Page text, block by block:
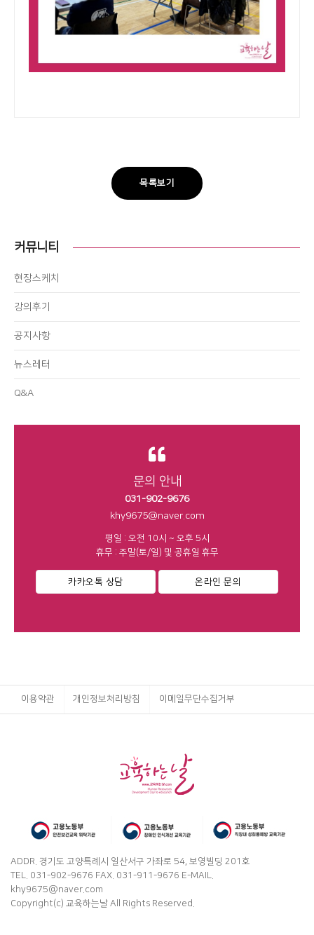
목록보기
커뮤니티
현장스케치
강의후기
공지사항
뉴스레터
Q&A
문의 안내
031-902-9676
khy9675@naver.com
평일 : 오전 10시 ~ 오후 5시
휴무 : 주말(토/일) 및 공휴일 휴무
카카오톡 상담 온라인 문의
이용약관 개인정보처리방침 이메일무단수집거부
ADDR. 경기도 고양특례시 일산서구 가좌로 54, 보영빌딩 201호
TEL. 031-902-9676 FAX. 031-911-9676 E-MAIL.
khy9675@naver.com
Copyright(c) 교육하는날 All Rights Reserved.